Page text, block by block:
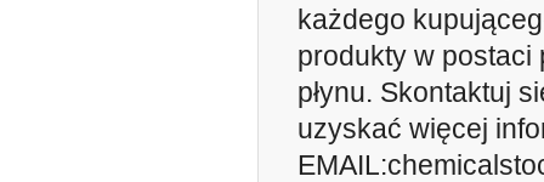
każdego
produkty w postaci
płynu. Skontaktuj
uzyskać więcej